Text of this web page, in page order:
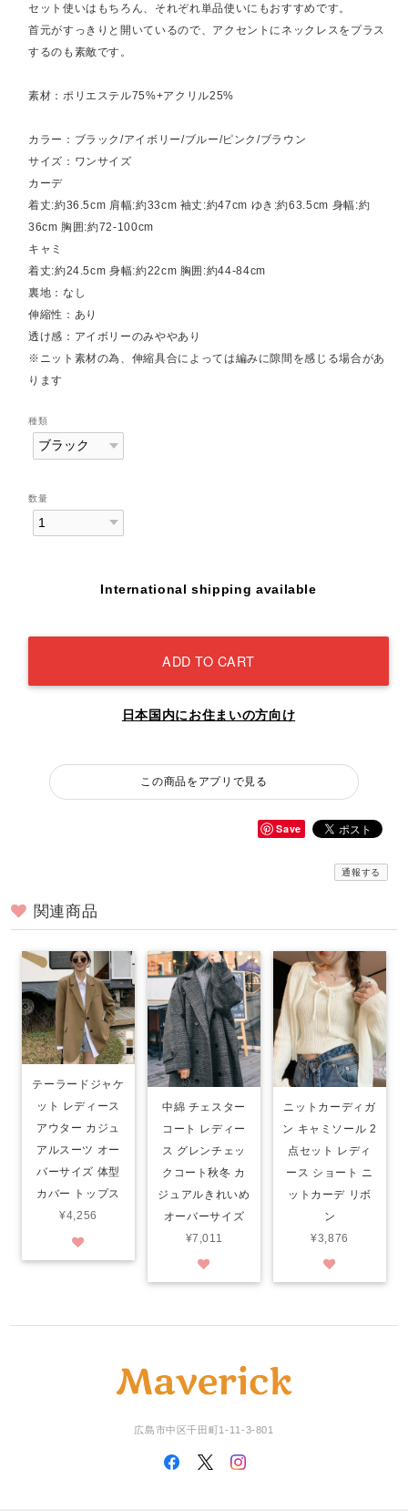
セット使いはもちろん、それぞれ単品使いにもおすすめです。
首元がすっきりと開いているので、アクセントにネックレスをプラス
するのも素敵です。
素材：ポリエステル75%+アクリル25%
カラー：ブラック/アイボリー/ブルー/ピンク/ブラウン
サイズ：ワンサイズ
カーデ
着丈:約36.5cm 肩幅:約33cm 袖丈:約47cm ゆき:約63.5cm 身幅:約
36cm 胸囲:約72-100cm
キャミ
着丈:約24.5cm 身幅:約22cm 胸囲:約44-84cm
裏地：なし
伸縮性：あり
透け感：アイボリーのみややあり
※ニット素材の為、伸縮具合によっては編みに隙間を感じる場合があ
ります
種類
数量
International shipping available
ADD TO CART
日本国内にお住まいの方向け
この商品をアプリで見る
Save
通報する
関連商品
テーラードジャケ
ット レディース
アウター カジュ
アルスーツ オー
バーサイズ 体型
カバー トップス
¥4,256
中綿 チェスター
コート レディー
ス グレンチェッ
クコート秋冬 カ
ジュアルきれいめ
オーバーサイズ
¥7,011
ニットカーディガ
ン キャミソール 2
点セット レディ
ース ショート ニ
ットカーデ リボ
ン
¥3,876
広島市中区千田町1-11-3-801